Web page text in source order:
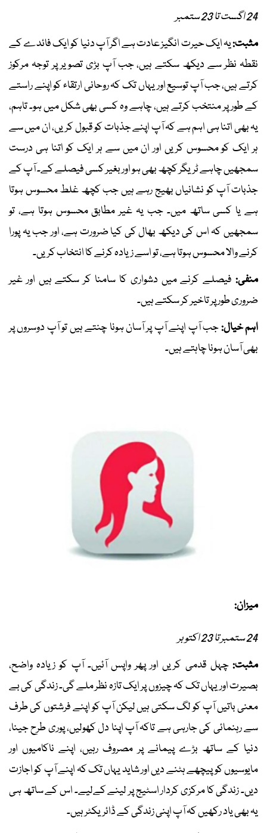
24 اگست تا 23 ستمبر
مثبت:یہ ایک حیرت انگیز عادت ہے اگر آپ دنیا کو ایک فائدے کے
نقطہ نظر سے دیکھ سکتے ہیں، جب آپ بڑی تصویر پر توجہ مرکوز
کرتے ہیں، جب آپ توسیع اور یہاں تک کہ روحانی ارتقاء کو اپنے راستے
کے طور پر منتخب کرتے ہیں، چاہے وہ کسی بھی شکل میں ہو۔ تاہم،
یہ بھی اتنا ہی اہم ہے کہ آپ اپنے جذبات کو قبول کریں، ان میں سے
ہر ایک کو محسوس کریں اور ان میں سے ہر ایک کو اتنا ہی درست
سمجھیں چاہے ٹریگر کچھ بھی ہو اور بغیر کسی فیصلے کے۔ آپ کے
جذبات آپ کو نشانیاں بھیج رہے ہیں جب کچھ غلط محسوس ہوتا
ہے یا کسی ساتھ میں۔ جب یہ غیر مطابق محسوس ہوتا ہے، تو
سمجھیں کہ اس کی دیکھ بھال کی کیا ضرورت ہے، اور جب یہ پورا
کرنے والا محسوس ہوتا ہے، تو اسے زیادہ کرنے کا انتخاب کریں۔
منفی: فیصلے کرنے میں دشواری کا سامنا کر سکتے ہیں اور غیر
ضروری طور پر تاخیر کر سکتے ہیں۔
اہم خیال:جب آپ اپنے آپ پر آسان ہونا چنتے ہیں تو آپ دوسروں پر
بھی آسان ہونا چاہتے ہیں۔
میزان:
24 ستمبر تا 23 اکتوبر
مثبت: چہل قدمی کریں اور پھر واپس آئیں۔ آپ کو زیادہ واضح،
بصیرت اور یہاں تک کہ چیزوں پر ایک تازہ نظر ملے گی۔ زندگی کی بے
معنی باتیں آپ کو لگ سکتی ہیں لیکن آپ کو اپنے فرشتوں کی طرف
سے رہنمائی کی جارہی ہے تاکہ آپ اپنا دل کھولیں، پوری طرح جینا،
دنیا کے ساتھ بڑے پیمانے پر مصروف رہیں، اپنے ناکامیوں اور
مایوسیوں کو پیچھے ہٹنے دیں اور شاید یہاں تک کہ اپنے آپ کو اجازت
دیں۔ زندگی کا مرکزی کردار اسٹیج پر لینے کےلیے۔ اس کے ساتھ ہی
یہ بھی یاد رکھیں کہ آپ اپنی زندگی کے ڈائریکٹر ہیں۔